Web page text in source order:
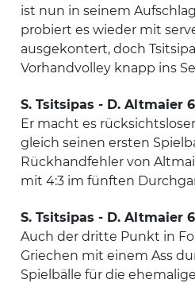
ist nun in seinem
probiert es wieder mit
ausgekontert, doch
Vorhandvolley knapp ins
S. Tsitsipas - D. Altmaier
Er macht es
gleich seinen ersten
Rückhandfehler von
mit 4:3 im fünften
S. Tsitsipas - D. Altmaier
Auch der dritte Punkt in
Griechen mit einem Ass
Spielbälle für die